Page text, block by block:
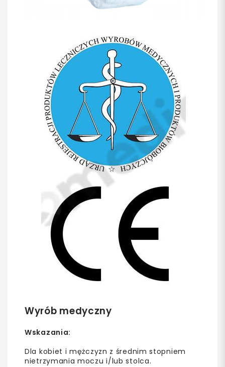
Wyrób medyczny
Wskazania:
Dla kobiet i mężczyzn z średnim stopniem
nietrzymania moczu i/lub stolca.